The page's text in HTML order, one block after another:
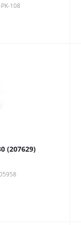
108
(207629)